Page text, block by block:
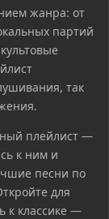
жанра: от
партий
так
плейлист —
к ним и
песни по
для
к классике —